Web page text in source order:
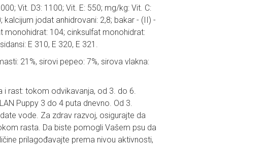
Vit. D3: 1100; Vit. E: 550; mg/kg: Vit. C:
jodat anhidrovani: 2,8; bakar - (II) -
monohidrat: 104; cinksulfat monohidrat:
E 310, E 320, E 321.
21%, sirovi pepeo: 7%, sirova vlakna:
i rast: tokom odvikavanja, od 3. do 6.
Puppy 3 do 4 puta dnevno. Od 3.
vode. Za zdrav razvoj, osigurajte da
rasta. Da biste pomogli Vašem psu da
prilagođavajte prema nivou aktivnosti,